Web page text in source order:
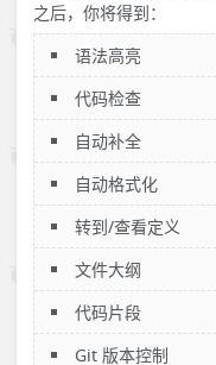
之后，你将得到：
语法高亮
代码检查
自动补全
自动格式化
转到/查看定义
文件大纲
代码片段
Git 版本控制